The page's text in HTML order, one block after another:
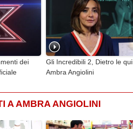
dei
Gli Incredibili 2, Dietro le
Ambra Angiolini
A AMBRA ANGIOLINI